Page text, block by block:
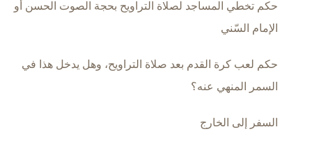
حكم تخطي المساجد لصلاة التراويح بحجة الصوت الحسن أو
الإمام السّني
حكم لعب كرة القدم بعد صلاة التراويح، وهل يدخل هذا في
السمر المنهي عنه؟
السفر إلى الخارج